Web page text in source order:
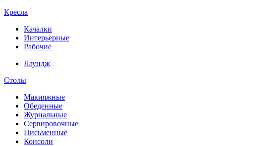
Кресла
Качалки
Интерьерные
Рабочие
Лаундж
Столы
Макияжные
Обеденные
Журнальные
Сервировочные
Письменные
Консоли